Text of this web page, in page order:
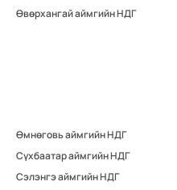
Өвөрхангай аймгийн НДГ
Өмнөговь аймгийн НДГ
Сүхбаатар аймгийн НДГ
Сэлэнгэ аймгийн НДГ